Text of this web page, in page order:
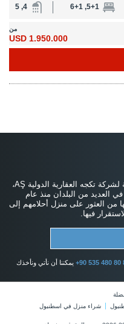
5+1, 6+1
4, 5
من
1.950.000 USD
اسطنبول هومز ® هي علامة تجارية مسجلة لشركة تكجه العقارية الدولية AŞ،
العديد من البلدان منذ عام
من العثور على منزل أحلامهم إلى
فيها.
+90 535 480 80 يمكننا أن نأتي ونأخذك
شراء منزل في اسطنبول